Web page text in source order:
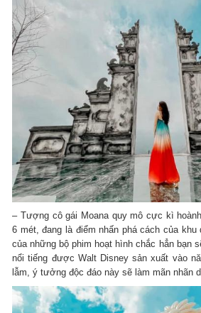
– Tượng cô gái Moana quy mô cực kì
6 mét, đang là điểm nhấn phá cách của
của những bộ phim hoạt hình chắc hẳn bạn
nổi tiếng được Walt Disney sản xuất vào
lẫm, ý tưởng độc đáo này sẽ làm mãn nhãn